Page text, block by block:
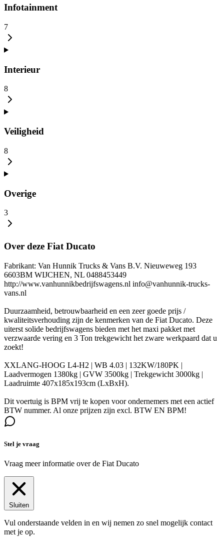
Infotainment
7
Interieur
8
Veiligheid
8
Overige
3
Over deze Fiat Ducato
Fabrikant: Van Hunnik Trucks & Vans B.V. Nieuweweg 193
6603BM WIJCHEN, NL 0488453449
http://www.vanhunnikbedrijfswagens.nl info@vanhunnik-trucks-
vans.nl
Duurzaamheid, betrouwbaarheid en een zeer goede prijs /
kwaliteitsverhouding zijn de kenmerken van de Fiat Ducato. Deze
uiterst solide bedrijfswagens bieden met het maxi pakket met
verzwaarde vering en 3 Ton trekgewicht het zware werkpaard dat u
zoekt!
XXLANG-HOOG L4-H2 | WB 4.03 | 132KW/180PK |
Laadvermogen 1380kg | GVW 3500kg | Trekgewicht 3000kg |
Laadruimte 407x185x193cm (LxBxH).
Dit voertuig is BPM vrij te kopen voor ondernemers met een actief
BTW nummer. Al onze prijzen zijn excl. BTW EN BPM!
Stel je vraag
Vraag meer informatie over de Fiat Ducato
Sluiten
Vul onderstaande velden in en wij nemen zo snel mogelijk contact
met je op.